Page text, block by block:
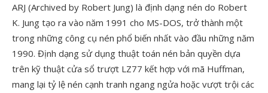
ARJ (Archived by Robert Jung) là định dạng nén do Robert
K. Jung tạo ra vào năm 1991 cho MS-DOS, trở thành một
trong những công cụ nén phổ biến nhất vào đầu những năm
1990. Định dạng sử dụng thuật toán nén bản quyền dựa
trên kỹ thuật cửa sổ trượt LZ77 kết hợp với mã Huffman,
mang lại tỷ lệ nén cạnh tranh ngang ngửa hoặc vượt trội các